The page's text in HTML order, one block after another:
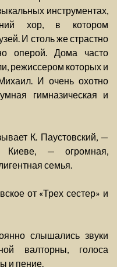
инструментах,
хор, в котором
И столь же страстно
оперой. Дома часто
режиссером которых и
И очень охотно
гимназическая и
К. Паустовский, —
— огромная,
семья.
от «Трех сестер» и
слышались звуки
валторны, голоса
и пение.